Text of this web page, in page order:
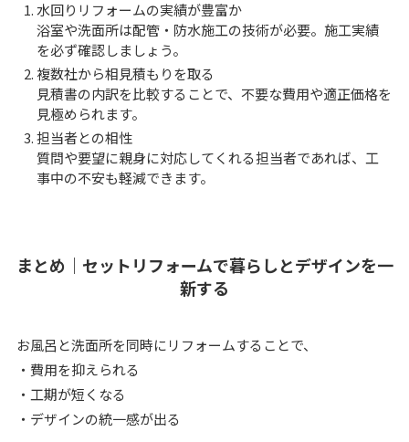
水回りリフォームの実績が豊富か
浴室や洗面所は配管・防水施工の技術が必要。施工実績
を必ず確認しましょう。
複数社から相見積もりを取る
見積書の内訳を比較することで、不要な費用や適正価格を
見極められます。
担当者との相性
質問や要望に親身に対応してくれる担当者であれば、工
事中の不安も軽減できます。
まとめ｜セットリフォームで暮らしとデザインを一
新する
お風呂と洗面所を同時にリフォームすることで、
・費用を抑えられる
・工期が短くなる
・デザインの統一感が出る